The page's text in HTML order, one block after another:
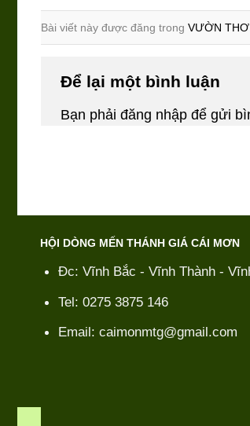
Bài viết này được đăng trong VƯỜN THƠ
Để lại một bình luận
Bạn phải đăng nhập để gửi
HỘI DÒNG MẾN THÁNH GIÁ CÁI MƠN
Đc: Vĩnh Bắc - Vĩnh Thành -
Tel: 0275 3875 146
Email: caimonmtg@gmail.com